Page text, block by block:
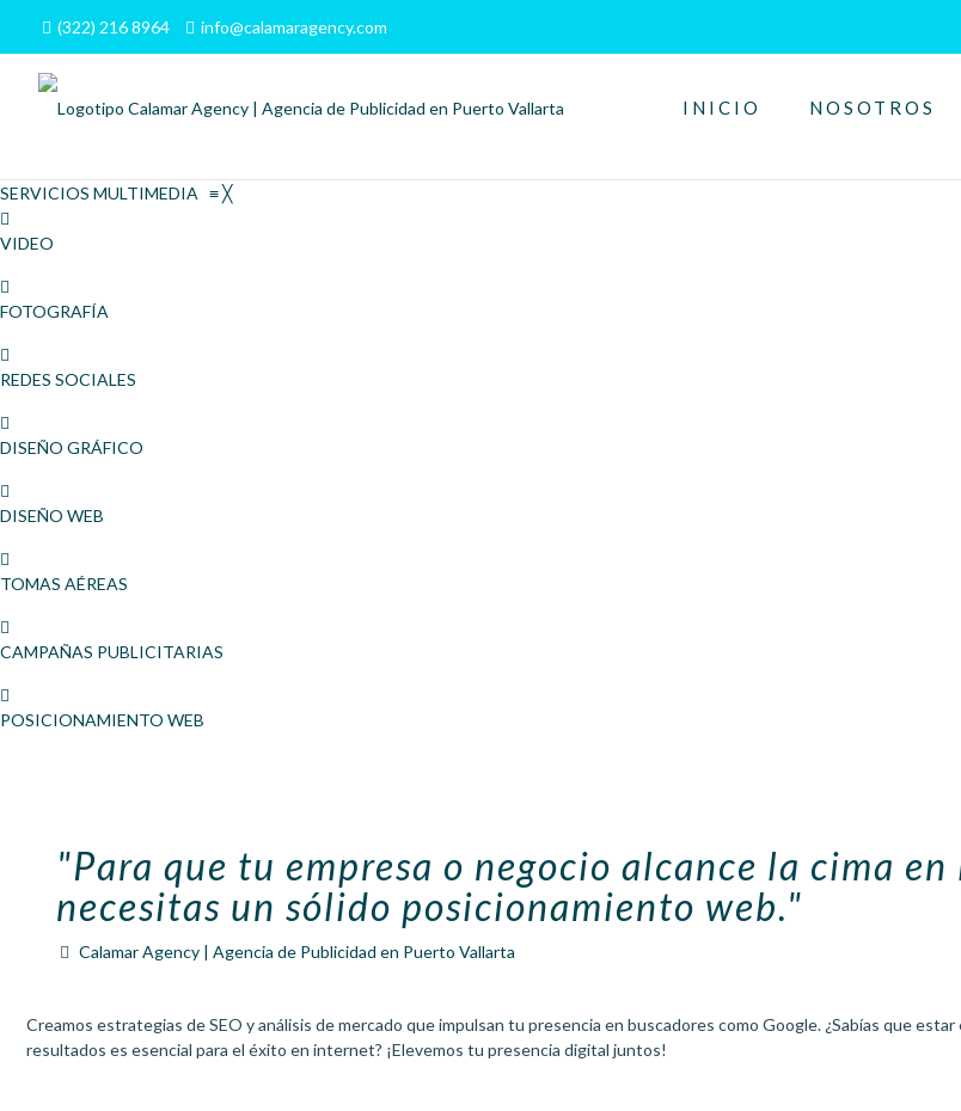
(322) 216 8964 info@calamaragency.com
INICIO NOSOTROS
SERVICIOS MULTIMEDIA ≡╳
VIDEO
FOTOGRAFÍA
REDES SOCIALES
DISEÑO GRÁFICO
DISEÑO WEB
TOMAS AÉREAS
CAMPAÑAS PUBLICITARIAS
POSICIONAMIENTO WEB
"Para que tu empresa o negocio alcance la cima en
necesitas un sólido posicionamiento web."
Calamar Agency | Agencia de Publicidad en Puerto Vallarta
Creamos estrategias de SEO y análisis de mercado que impulsan tu presencia en buscadores como Google. ¿Sabías que estar
resultados es esencial para el éxito en internet? ¡Elevemos tu presencia digital juntos!